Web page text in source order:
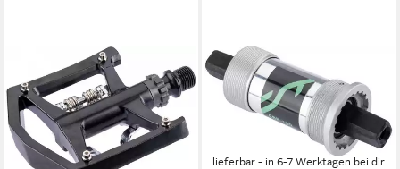
Klickpedale Contec Pedal
Spade SPD mit Cleats
schwarz
ab 61,65 €
lieferbar - in 6-7 Werktagen bei dir
CONTEC
Fahrradpedale CT
INNENLAGER CBB-100 107
lieferbar - in 6-7 Werktagen bei dir